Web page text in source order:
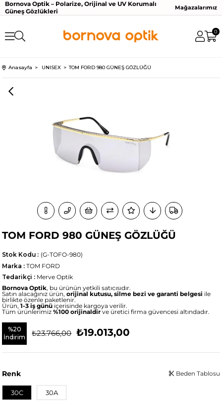
Bornova Optik – Polarize, Orijinal ve UV Korumalı
Güneş Gözlükleri
Mağazalarımız
0
Anasayfa UNISEX TOM FORD 980 GÜNEŞ GÖZLÜĞÜ
TOM FORD 980 GÜNEŞ GÖZLÜĞÜ
(G-TOFO-980)
Stok Kodu
Marka : TOM FORD
Tedarikçi : Merve Optik
Bornova Optik, bu ürünün yetkili satıcısıdır.
Satın alacağınız ürün,orijinal kutusu, silme bezi ve garanti belgesi ile
birlikte özenle paketlenir.
Ürün,1-3 iş günü içerisinde kargoya verilir.
Tüm ürünlerimiz%100 orijinaldirve üretici firma güvencesi altındadır.
%20
İndirim
₺23.766,00 ₺19.013,00
Renk
30C 30A
Beden Tablosu